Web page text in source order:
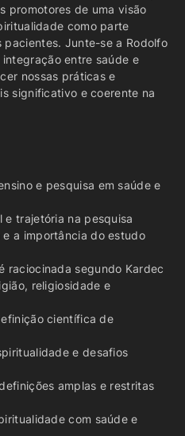
promotores de uma visão
como parte
Junte-se a Rodolfo
entre saúde e
nossas práticas e
significativo e coerente na
e pesquisa em saúde e
e trajetória na pesquisa
a importância do estudo
raciocinada segundo Kardec
religiosidade e
científica de
e desafios
amplas e restritas
com saúde e